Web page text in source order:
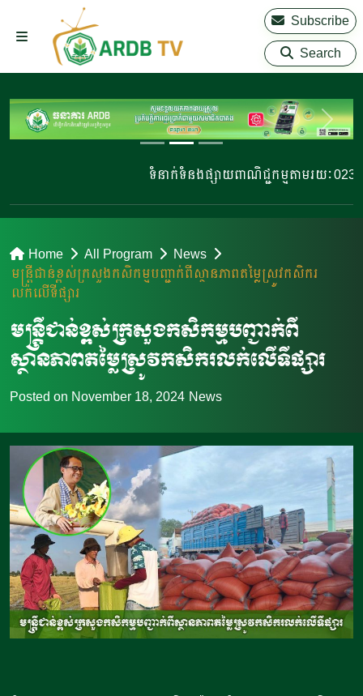
Subscribe
Search
ទំនាក់ទំនងផ្សាយពាណិជ្ជកម្មតាមរយៈ 023
Home All Program
News
មន្រ្តីជាន់ខ្ពស់ក្រសួងកសិកម្មបញ្ជាក់ពីស្ថានភាពតម្លៃស្រូវកសិករ
លក់លើទីផ្សារ
មន្រ្តីជាន់ខ្ពស់ក្រសួងកសិកម្មបញ្ជាក់ពី
ស្ថានភាពតម្លៃស្រូវកសិករលក់លើទីផ្សារ
Posted on November 18, 2024 News